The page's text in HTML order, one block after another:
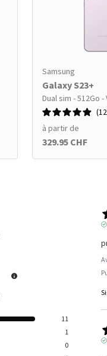
Samsung
Galaxy S23+
Dual sim - 512Go
à partir de
329.95 CHF
11
1
0